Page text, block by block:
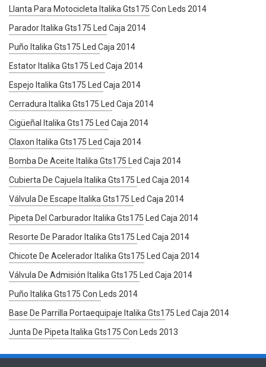
Llanta Para Motocicleta Italika Gts175 Con Leds 2014
Parador Italika Gts175 Led Caja 2014
Puño Italika Gts175 Led Caja 2014
Estator Italika Gts175 Led Caja 2014
Espejo Italika Gts175 Led Caja 2014
Cerradura Italika Gts175 Led Caja 2014
Cigüeñal Italika Gts175 Led Caja 2014
Claxon Italika Gts175 Led Caja 2014
Bomba De Aceite Italika Gts175 Led Caja 2014
Cubierta De Cajuela Italika Gts175 Led Caja 2014
Válvula De Escape Italika Gts175 Led Caja 2014
Pipeta Del Carburador Italika Gts175 Led Caja 2014
Resorte De Parador Italika Gts175 Led Caja 2014
Chicote De Acelerador Italika Gts175 Led Caja 2014
Válvula De Admisión Italika Gts175 Led Caja 2014
Puño Italika Gts175 Con Leds 2014
Base De Parrilla Portaequipaje Italika Gts175 Led Caja 2014
Junta De Pipeta Italika Gts175 Con Leds 2013